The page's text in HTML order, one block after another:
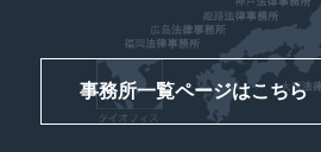
事務所一覧ページはこちら